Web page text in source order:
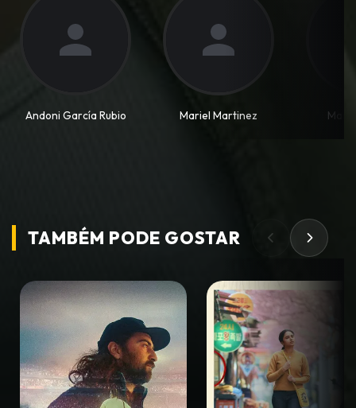
Andoni García Rubio Mariel Martinez
TAMBÉM PODE GOSTAR